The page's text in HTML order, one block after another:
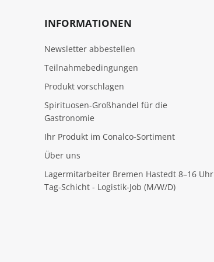
INFORMATIONEN
Newsletter abbestellen
Teilnahmebedingungen
Produkt vorschlagen
Spirituosen-Großhandel für die
Gastronomie
Ihr Produkt im Conalco-Sortiment
Über uns
Lagermitarbeiter Bremen Hastedt 8–16 Uhr
Tag-Schicht - Logistik-Job (M/W/D)